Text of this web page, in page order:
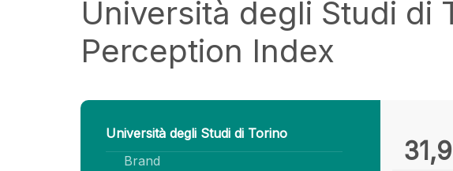
Università degli Studi di
Perception Index
Università degli Studi di Torino
Brand